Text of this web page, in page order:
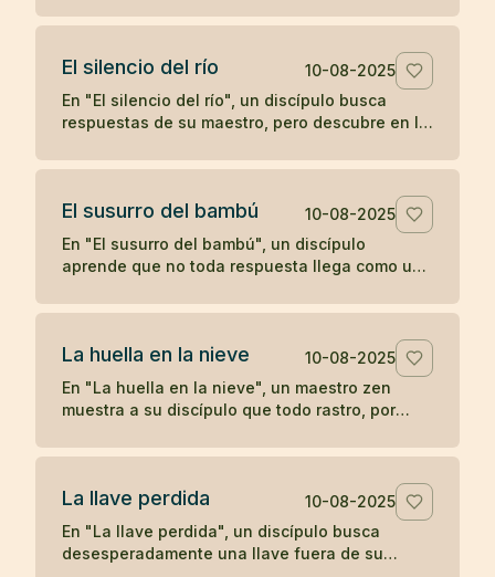
El silencio del río
10-08-2025
En "El silencio del río", un discípulo busca
respuestas de su maestro, pero descubre en la
aprendizaje ocurre cuando las palabras se
El susurro del bambú
10-08-2025
En "El susurro del bambú", un discípulo
aprende que no toda respuesta llega como un
como un susurro que hay que saber escuchar.
La huella en la nieve
10-08-2025
En "La huella en la nieve", un maestro zen
muestra a su discípulo que todo rastro, por
tiempo, enseñando sobre la impermanencia y
La llave perdida
10-08-2025
En "La llave perdida", un discípulo busca
desesperadamente una llave fuera de su